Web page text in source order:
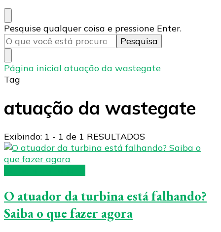
Procurando
algo?
Pesquise qualquer coisa e pressione Enter.
Página inicial atuação da wastegate
Tag
atuação da wastegate
Exibindo: 1 - 1 de 1 RESULTADOS
O atuador da turbina está falhando?
Saiba o que fazer agora